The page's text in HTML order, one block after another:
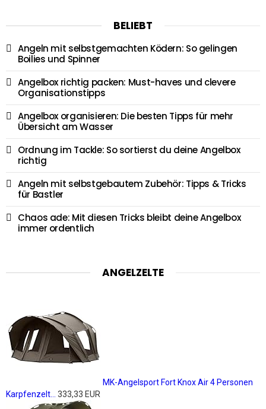
BELIEBT
Angeln mit selbstgemachten Ködern: So gelingen
Boilies und Spinner
Angelbox richtig packen: Must-haves und clevere
Organisationstipps
Angelbox organisieren: Die besten Tipps für mehr
Übersicht am Wasser
Ordnung im Tackle: So sortierst du deine Angelbox
richtig
Angeln mit selbstgebautem Zubehör: Tipps & Tricks
für Bastler
Chaos ade: Mit diesen Tricks bleibt deine Angelbox
immer ordentlich
ANGELZELTE
MK-Angelsport Fort Knox Air 4 Personen
Karpfenzelt...
333,33 EUR